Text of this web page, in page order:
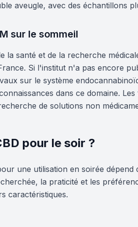
aveugle, avec des échantillons
sur le sommeil
la santé et de la recherche
Si l'institut n'a pas encore
sur le système
dans ce domaine.
de solutions non
pour le soir ?
une utilisation en soirée
la praticité et les
caractéristiques.